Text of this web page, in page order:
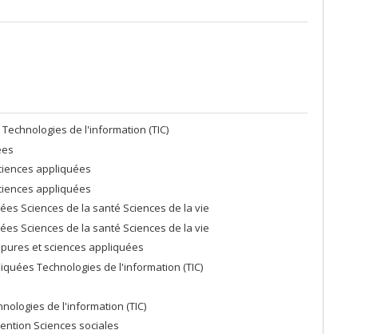
de l'information (TIC)
appliquées
appliquées
Sciences de la santé Sciences de la vie
Sciences de la santé Sciences de la vie
et sciences appliquées
Technologies de l'information (TIC)
de l'information (TIC)
Sciences sociales